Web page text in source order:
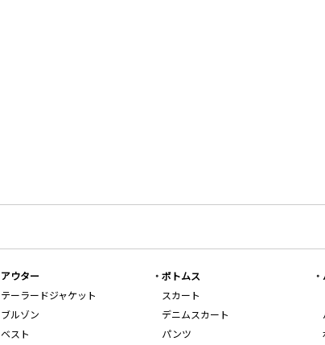
アウター
テーラードジャケット
ブルゾン
ベスト
ボトムス
スカート
デニムスカート
パンツ